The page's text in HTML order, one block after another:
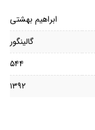
ابراهیم بهشتی
گالینگور
۵۴۴
۱۳۹۲